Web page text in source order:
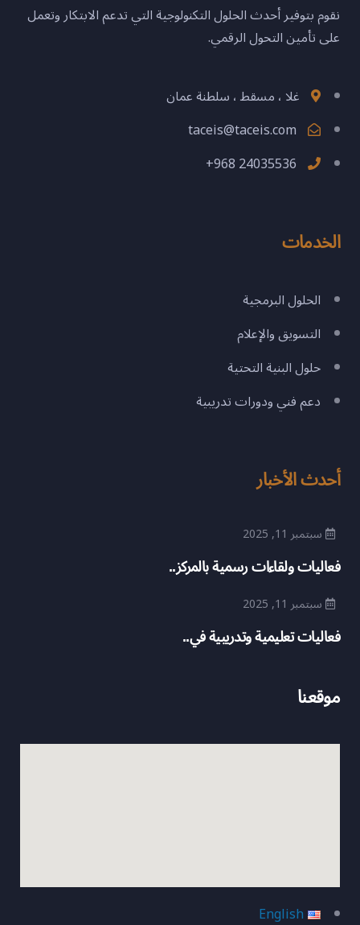
نقوم بتوفير أحدث الحلول التكنولوجية التي تدعم الابتكار وتعمل
على تأمين التحول الرقمي.
غلا ، مسقط ، سلطنة عمان
taceis@taceis.com
+968 24035536
الخدمات
الحلول البرمجية
التسويق والإعلام
حلول البنية التحتية
دعم فني ودورات تدريبية
أحدث الأخبار
سبتمبر 11, 2025
فعاليات ولقاءات رسمية بالمركز..
سبتمبر 11, 2025
فعاليات تعليمية وتدريبية في..
موقعنا
English